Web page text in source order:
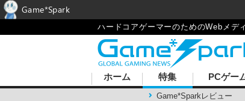
ハードコアゲーマーのためのWebメデ
ホーム 特集
Game*Sparkレビュー
PCゲー
Game*Spark